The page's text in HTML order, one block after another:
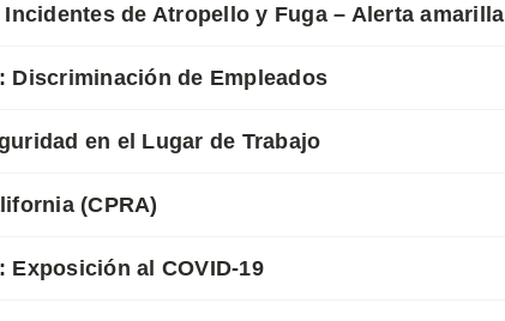
de Atropello y Fuga – Alerta amarilla
Discriminación de Empleados
en el Lugar de Trabajo
(CPRA)
Exposición al COVID-19